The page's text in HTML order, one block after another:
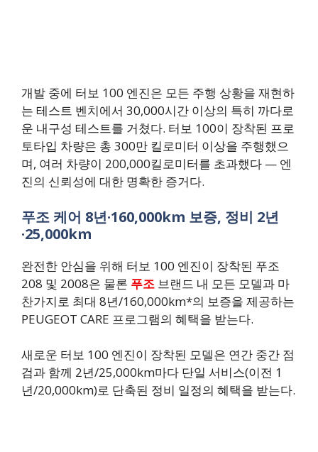
개발 중에 터보 100 엔진은 모든 주행 상황을 재현하
는 테스트 벤치에서 30,000시간 이상의 특히 까다로
운 내구성 테스트를 거쳤다. 터보 100이 장착된 프로
토타입 차량은 총 300만 킬로미터 이상을 주행했으
며, 여러 차량이 200,000킬로미터를 초과했다 — 엔
진의 신뢰성에 대한 명확한 증거다.
푸조 케어 8년·160,000km 보증, 정비 2년
·25,000km
완전한 안심을 위해 터보 100 엔진이 장착된 푸조
208 및 2008은 물론 푸조 브랜드 내 모든 모델과 마
찬가지로 최대 8년/160,000km*의 보증을 제공하는
PEUGEOT CARE 프로그램의 혜택을 받는다.
새로운 터보 100 엔진이 장착된 모델은 연간 중간 점
검과 함께 2년/25,000km마다 단일 서비스(이전 1
년/20,000km)로 단축된 정비 일정의 혜택을 받는다.